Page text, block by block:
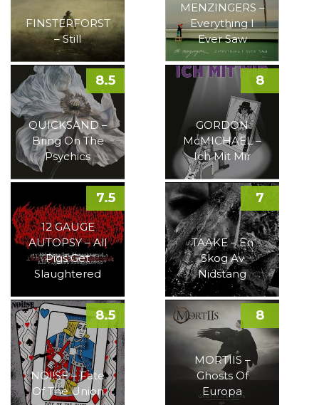
FINSTERFORST
– Still
MENZINGERS –
Everything I
Ever Saw
QUICKSAND –
Bring On The
Psychics
8.5
GORDON
McMICHAEL –
Ich Mit Mir
8
12 GAUGE
AUTOPSY – All
Pigs Get
Slaughtered
7.5
TAAKE – En
Skog Av
Nidstang
7
NOI!SE – Fate
Of The Union
8.5
MORTIIS –
Ghosts Of
Europa
8